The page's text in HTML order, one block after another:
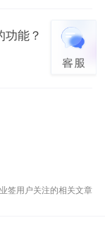
功能？
签用户关注的相关文章